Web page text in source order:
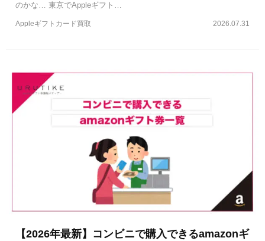
のかな… 東京でAppleギフト…
2026.07.31
Appleギフトカード買取
【2026年最新】コンビニで購入できるamazonギ